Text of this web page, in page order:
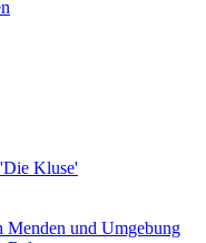
Kluse'
Menden und Umgebung